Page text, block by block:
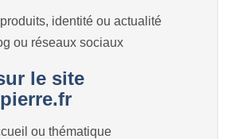
identité ou actualité
ou réseaux sociaux
le site
ou thématique